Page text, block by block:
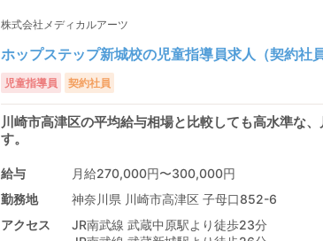
株式会社メディカルアーツ
ホップステップ新城校の児童指導員求人（契約社員
児童指導員 契約社員
川崎市高津区の平均給与相場と比較しても高水準な
す。
給与
月給270,000円〜300,000円
勤務地
神奈川県 川崎市高津区 子母口852-6
アクセス
JR南武線 武蔵中原駅より徒歩23分